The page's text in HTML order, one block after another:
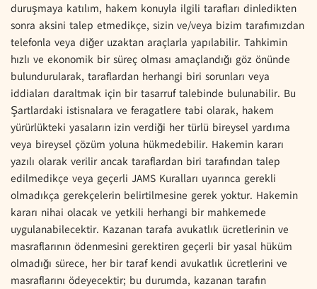
duruşmaya katılım, hakem konuyla ilgili tarafları dinledikten
sonra aksini talep etmedikçe, sizin ve/veya bizim tarafımızdan
telefonla veya diğer uzaktan araçlarla yapılabilir. Tahkimin
hızlı ve ekonomik bir süreç olması amaçlandığı göz önünde
bulundurularak, taraflardan herhangi biri sorunları veya
iddiaları daraltmak için bir tasarruf talebinde bulunabilir. Bu
Şartlardaki istisnalara ve feragatlere tabi olarak, hakem
yürürlükteki yasaların izin verdiği her türlü bireysel yardıma
veya bireysel çözüm yoluna hükmedebilir. Hakemin kararı
yazılı olarak verilir ancak taraflardan biri tarafından talep
edilmedikçe veya geçerli JAMS Kuralları uyarınca gerekli
olmadıkça gerekçelerin belirtilmesine gerek yoktur. Hakemin
kararı nihai olacak ve yetkili herhangi bir mahkemede
uygulanabilecektir. Kazanan tarafa avukatlık ücretlerinin ve
masraflarının ödenmesini gerektiren geçerli bir yasal hüküm
olmadığı sürece, her bir taraf kendi avukatlık ücretlerini ve
masraflarını ödeyecektir; bu durumda, kazanan tarafın